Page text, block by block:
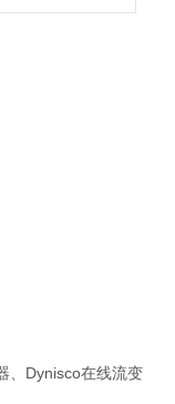
Dynisco在线流变